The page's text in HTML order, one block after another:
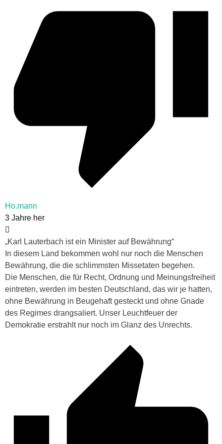
Ho.mann
3 Jahre her
„Karl Lauterbach ist ein Minister auf Bewährung“
In diesem Land bekommen wohl nur noch die Menschen
Bewährung, die die schlimmsten Missetaten begehen.
Die Menschen, die für Recht, Ordnung und Meinungsfreiheit
eintreten, werden im besten Deutschland, das wir je hatten,
ohne Bewährung in Beugehaft gesteckt und ohne Gnade
des Regimes drangsaliert. Unser Leuchtfeuer der
Demokratie erstrahlt nur noch im Glanz des Unrechts.